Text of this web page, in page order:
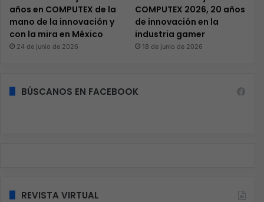
años en COMPUTEX de la
mano de la innovación y
con la mira en México
24 de junio de 2026
COMPUTEX 2026, 20 años
de innovación en la
industria gamer
18 de junio de 2026
BÚSCANOS EN FACEBOOK
REVISTA VIRTUAL